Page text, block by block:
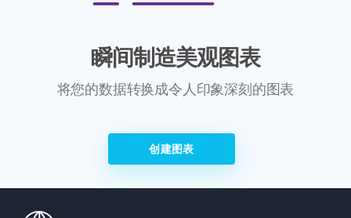
瞬间制造美观图表
将您的数据转换成令人印象深刻的图表
创建图表